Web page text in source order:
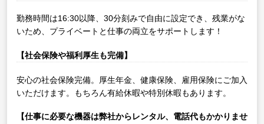
勤務時間は16:30以降、30分刻みで自由に設定でき、残業がな
いため、プライベートと仕事の両立をサポートします！
【社会保険や福利厚生も完備】
安心の社会保険完備。厚生年金、健康保険、雇用保険にご加入
いただけます。もちろん有給休暇や特別休暇もあります。
【仕事に必要な機器は弊社からレンタル、電話代もかかりませ